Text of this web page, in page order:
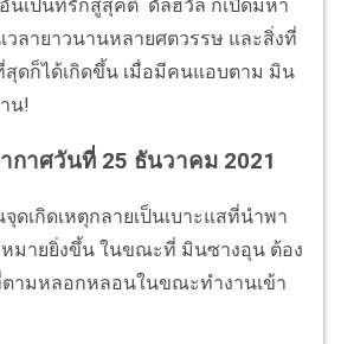
นเป็นที่รักสู่สุคติ ดัลฮวัล ก็เปิดมหา
ลายาวนานหลายศตวรรษ และสิ่งที่
ดก็ได้เกิดขึ้น เมื่อมีคนแอบตาม มิน
น!
กาศวันที่ 25 ธันวาคม 2021
ดเกิดเหตุกลายเป็นเบาะแสที่นำพา
หมายยิ่งขึ้น ในขณะที่ มินซางอุน ต้อง
ามหลอกหลอนในขณะทำงานเข้า